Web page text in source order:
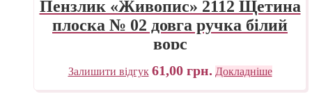
Пензлик «Живопис» 2112 Щетина
плоска № 02 довга ручка білий
ворс
Залишити відгук 61,00 грн. Докладніше